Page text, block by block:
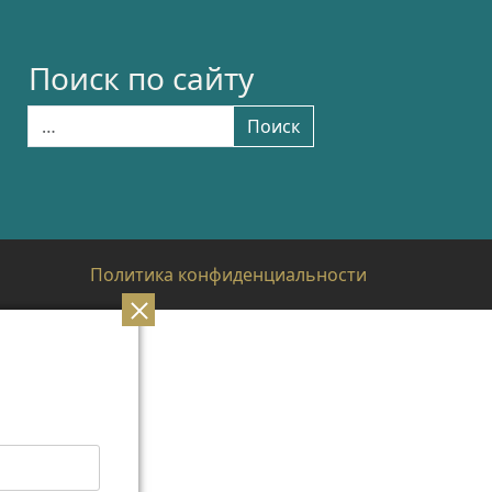
Поиск по сайту
Поиск
Политика конфиденциальности